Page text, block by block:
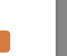
Prozesse